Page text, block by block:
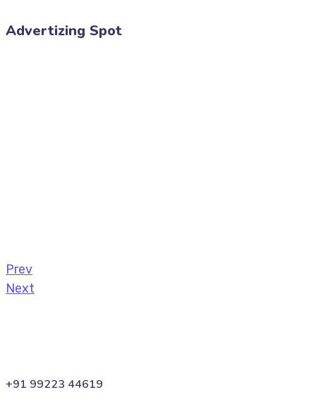
Advertizing Spot
Prev
Next
+91 99223 44619